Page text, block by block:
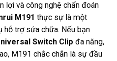
lợi và công nghệ chẩn đoán
M191 thực sự là một
hỗ trợ sửa chữa. Nếu bạn
Switch Clip đa năng,
M191 chắc chắn là sự đầu